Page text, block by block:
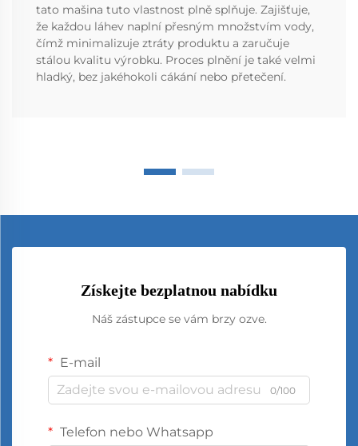
tato mašina tuto vlastnost plně splňuje. Zajišťuje,
že každou láhev naplní přesným množstvím vody,
čímž minimalizuje ztráty produktu a zaručuje
stálou kvalitu výrobku. Proces plnění je také velmi
hladký, bez jakéhokoli cákání nebo přetečení.
Získejte bezplatnou nabídku
Náš zástupce se vám brzy ozve.
E-mail
0/100
Telefon nebo Whatsapp